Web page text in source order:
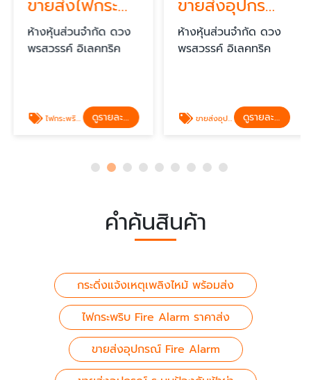
ขายส่งไฟกระพริบ Strobe Light และไซเรน Horn ราคาส่ง
ห้างหุ้นส่วนจำกัด ดวง
พรสวรรค์ อิเลคทริค
ไฟกระพริบ Fire Alarm ราคาส่ง ดูรายละเอียด
ขายส่งอุปกรณ์ Fire Alarm ใกล้ฉัน
ห้างหุ้นส่วนจำกัด ดวง
พรสวรรค์ อิเลคทริค
ขายส่งอุปกรณ์ Fire Alarm ดูรายละเอียด
คำค้นสินค้า
กระดิ่งแจ้งเหตุเพลิงไหม้ พร้อมส่ง
ไฟกระพริบ Fire Alarm ราคาส่ง
ขายส่งอุปกรณ์ Fire Alarm